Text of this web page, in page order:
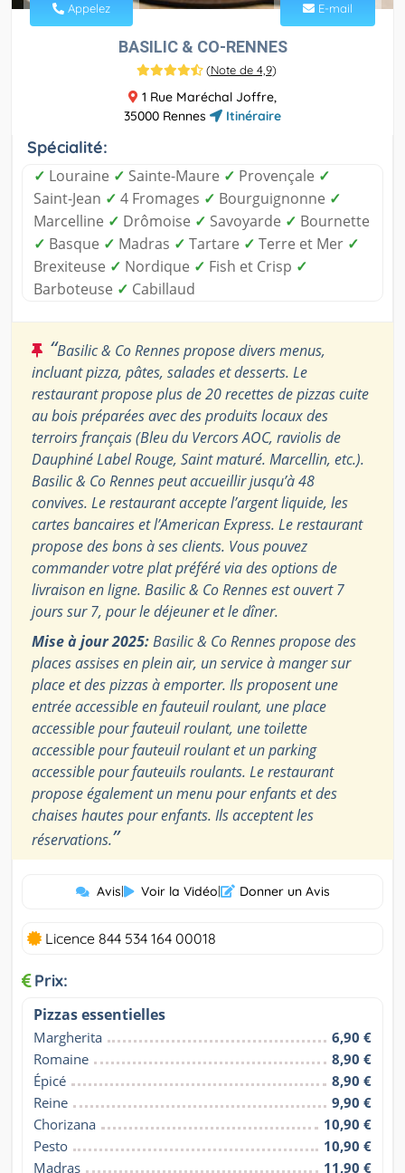
Appelez E-mail
BASILIC & CO-RENNES
(Note de 4,9)
1 Rue Maréchal Joffre,
35000 Rennes
Itinéraire
Spécialité:
✓ Louraine ✓ Sainte-Maure ✓ Provençale ✓
Saint-Jean ✓ 4 Fromages ✓ Bourguignonne ✓
Marcelline ✓ Drômoise ✓ Savoyarde ✓ Bournette
✓ Basque ✓ Madras ✓ Tartare ✓ Terre et Mer ✓
Brexiteuse ✓ Nordique ✓ Fish et Crisp ✓
Barboteuse ✓ Cabillaud
“Basilic & Co Rennes propose divers menus,
incluant pizza, pâtes, salades et desserts. Le
restaurant propose plus de 20 recettes de pizzas cuite
au bois préparées avec des produits locaux des
terroirs français (Bleu du Vercors AOC, raviolis de
Dauphiné Label Rouge, Saint maturé. Marcellin, etc.).
Basilic & Co Rennes peut accueillir jusqu’à 48
convives. Le restaurant accepte l’argent liquide, les
cartes bancaires et l’American Express. Le restaurant
propose des bons à ses clients. Vous pouvez
commander votre plat préféré via des options de
livraison en ligne. Basilic & Co Rennes est ouvert 7
jours sur 7, pour le déjeuner et le dîner.
Mise à jour 2025:Basilic & Co Rennes propose des
places assises en plein air, un service à manger sur
place et des pizzas à emporter. Ils proposent une
entrée accessible en fauteuil roulant, une place
accessible pour fauteuil roulant, une toilette
accessible pour fauteuil roulant et un parking
accessible pour fauteuils roulants. Le restaurant
propose également un menu pour enfants et des
chaises hautes pour enfants. Ils acceptent les
réservations.”
Avis| Voir la Vidéo| Donner un Avis
Licence 844 534 164 00018
Prix:
Pizzas essentielles
Margherita
6,90 €
Romaine
8,90 €
Épicé
8,90 €
Reine
9,90 €
Chorizana
10,90 €
Pesto
10,90 €
Madras
11,90 €